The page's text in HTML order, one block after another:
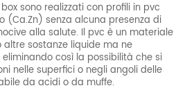
sono realizzati con profili in pvc
(Ca.Zn) senza alcuna presenza di
alla salute. Il pvc è un materiale
sostanze liquide ma ne
così la possibilità che si
nelle superfici o negli angoli delle
da acidi o da muffe.